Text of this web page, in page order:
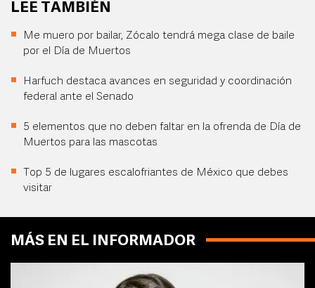
LEE TAMBIÉN
Me muero por bailar, Zócalo tendrá mega clase de baile
por el Día de Muertos
Harfuch destaca avances en seguridad y coordinación
federal ante el Senado
5 elementos que no deben faltar en la ofrenda de Día de
Muertos para las mascotas
Top 5 de lugares escalofriantes de México que debes
visitar
MÁS EN EL INFORMADOR